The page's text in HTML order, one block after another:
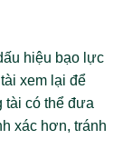
hiệu bạo lực
xem lại để
tài có thể đưa
xác hơn, tránh